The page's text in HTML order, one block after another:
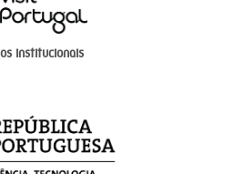
institucionais